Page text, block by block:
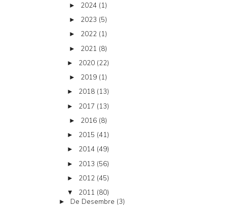
► 2024 (1)
► 2023 (5)
► 2022 (1)
► 2021 (8)
► 2020 (22)
► 2019 (1)
► 2018 (13)
► 2017 (13)
► 2016 (8)
► 2015 (41)
► 2014 (49)
► 2013 (56)
► 2012 (45)
▼ 2011 (80)
► De Desembre (3)